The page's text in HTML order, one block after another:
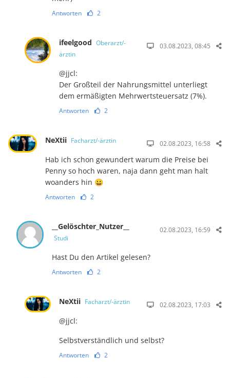
Antworten 2
ifeelgood Oberarzt/-
ärztin
03.08.2023, 08:45
@jjcl:
Der Großteil der Nahrungsmittel unterliegt
dem ermäßigten Mehrwertsteuersatz (7%).
Antworten 2
NeXtii Facharzt/-ärztin 02.08.2023, 16:58
Hab ich schon gewundert warum die Preise bei
Penny so hoch waren, naja dann geht man halt
woanders hin 😀
Antworten 2
__Gelöschter_Nutzer__
Studi
02.08.2023, 16:59
Hast Du den Artikel gelesen?
Antworten 2
NeXtii Facharzt/-ärztin 02.08.2023, 17:03
@jjcl:
Selbstverständlich und selbst?
Antworten 2